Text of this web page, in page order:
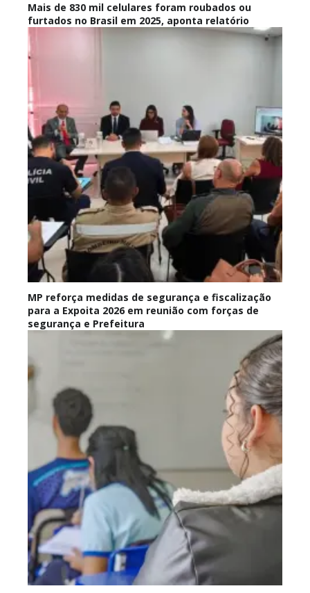
Mais de 830 mil celulares foram roubados ou
furtados no Brasil em 2025, aponta relatório
MP reforça medidas de segurança e fiscalização
para a Expoita 2026 em reunião com forças de
segurança e Prefeitura